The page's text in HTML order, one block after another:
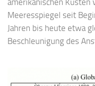
amerikanischen
Meeresspiegel seit
Jahren bis heute etwa
Beschleunigung des